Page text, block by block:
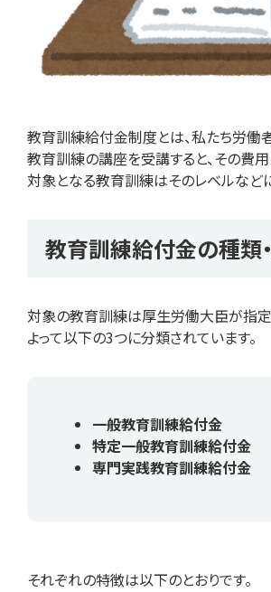
教育訓練給付金制度とは、私たち労働
教育訓練の講座を受講すると、その費
対象となる教育訓練はそのレベルなど
教育訓練給付金の種類
対象の教育訓練は厚生労働大臣が指
よって以下の3つに分類されています。
一般教育訓練給付金
特定一般教育訓練給付金
専門実践教育訓練給付金
それぞれの特徴は以下のとおりです。